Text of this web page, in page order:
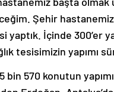
Şehir
yaptık. İçinde 300’er
tesisimizin yapımı
Erdoğan,